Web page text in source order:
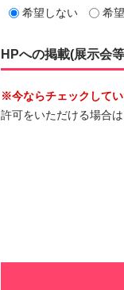
希望しない 希
HPへの掲載(展示会
※今ならチェックして
許可をいただける場合